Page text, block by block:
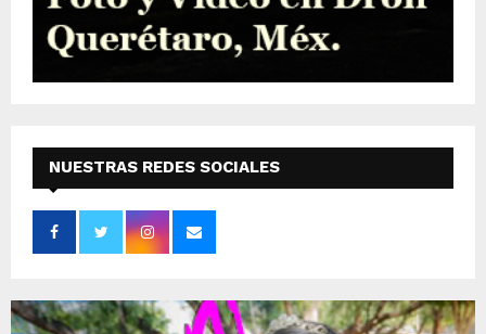
NUESTRAS REDES SOCIALES